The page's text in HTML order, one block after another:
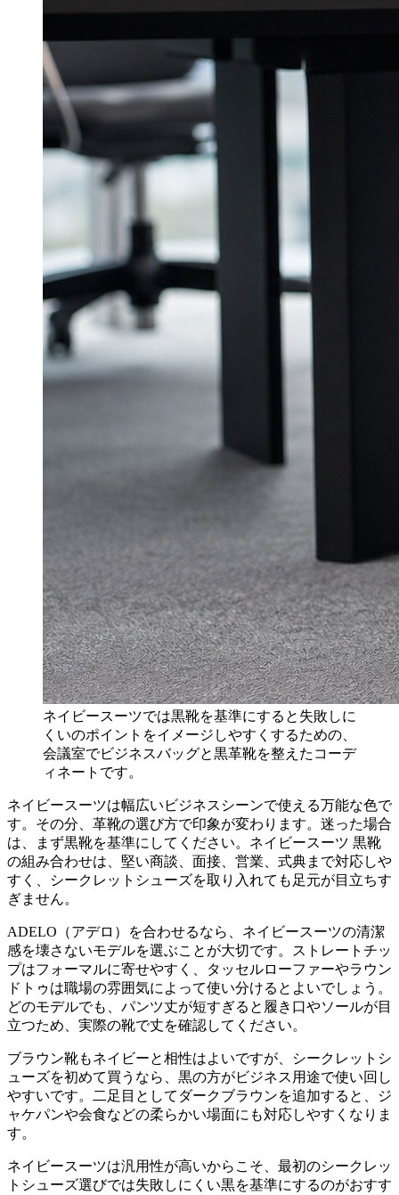
ネイビースーツでは黒靴を基準にすると失敗しに
くいのポイントをイメージしやすくするための、
会議室でビジネスバッグと黒革靴を整えたコーデ
ィネートです。
ネイビースーツは幅広いビジネスシーンで使える万能な色で
す。その分、革靴の選び方で印象が変わります。迷った場合
は、まず黒靴を基準にしてください。ネイビースーツ 黒靴
の組み合わせは、堅い商談、面接、営業、式典まで対応しや
すく、シークレットシューズを取り入れても足元が目立ちす
ぎません。
ADELO（アデロ）を合わせるなら、ネイビースーツの清潔
感を壊さないモデルを選ぶことが大切です。ストレートチッ
プはフォーマルに寄せやすく、タッセルローファーやラウン
ドトゥは職場の雰囲気によって使い分けるとよいでしょう。
どのモデルでも、パンツ丈が短すぎると履き口やソールが目
立つため、実際の靴で丈を確認してください。
ブラウン靴もネイビーと相性はよいですが、シークレットシ
ューズを初めて買うなら、黒の方がビジネス用途で使い回し
やすいです。二足目としてダークブラウンを追加すると、ジ
ャケパンや会食などの柔らかい場面にも対応しやすくなりま
す。
ネイビースーツは汎用性が高いからこそ、最初のシークレッ
トシューズ選びでは失敗しにくい黒を基準にするのがおすす